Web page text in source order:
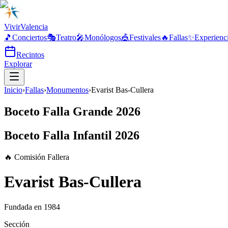
VivirValencia
🎵 Conciertos🎭Teatro🎤Monólogos🎪Festivales🔥Fallas✨
Recintos
Explorar
Inicio›Fallas›Monumentos›Evarist Bas-Cullera
Boceto Falla Grande 2026
Boceto Falla Infantil 2026
🔥 Comisión Fallera
Evarist Bas-Cullera
Fundada en 1984
Sección